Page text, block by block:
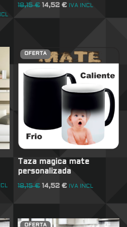
18,15€ 14,52€ IVA INCL
OFERTA
Taza magica mate
personalizada
18,15€ 14,52€ IVA INCL
OFERTA